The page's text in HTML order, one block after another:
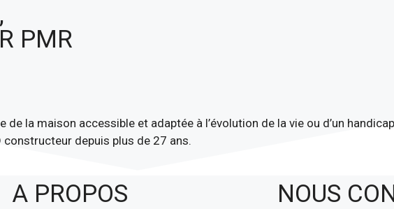
PMR
de la maison accessible et adaptée à l’évolution de la vie ou d’un
constructeur depuis plus de 27 ans.
A PROPOS NOUS